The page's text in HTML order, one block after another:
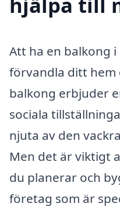
Att ha en balkong
förvandla ditt hem
balkong erbjuder
sociala
njuta av den
Men det är viktigt
du planerar och
företag som är